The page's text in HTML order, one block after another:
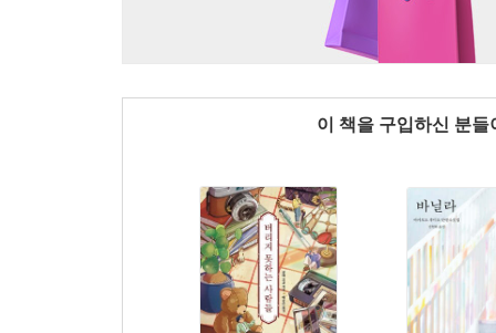
이 책을 구입하신 분